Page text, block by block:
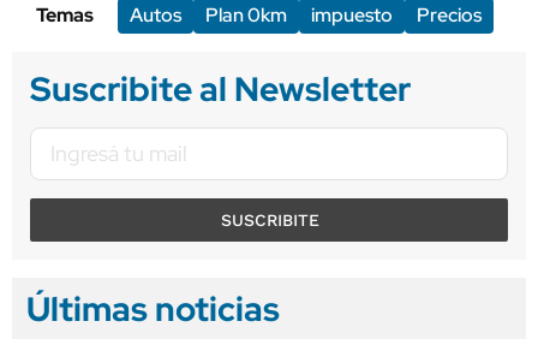
Temas
Autos Plan 0km impuesto Precios
Suscribite al Newsletter
SUSCRIBITE
Últimas noticias